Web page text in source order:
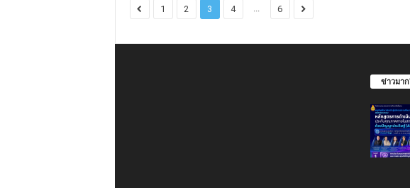
1 2 3 4 ... 6
ข่าวมา